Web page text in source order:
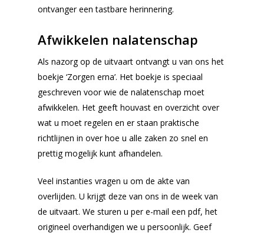
ontvanger een tastbare herinnering.
Afwikkelen nalatenschap
Als nazorg op de uitvaart ontvangt u van ons het
boekje ‘Zorgen erna’. Het boekje is speciaal
geschreven voor wie de nalatenschap moet
afwikkelen. Het geeft houvast en overzicht over
wat u moet regelen en er staan praktische
richtlijnen in over hoe u alle zaken zo snel en
prettig mogelijk kunt afhandelen.
Veel instanties vragen u om de akte van
overlijden. U krijgt deze van ons in de week van
de uitvaart. We sturen u per e-mail een pdf, het
origineel overhandigen we u persoonlijk. Geef